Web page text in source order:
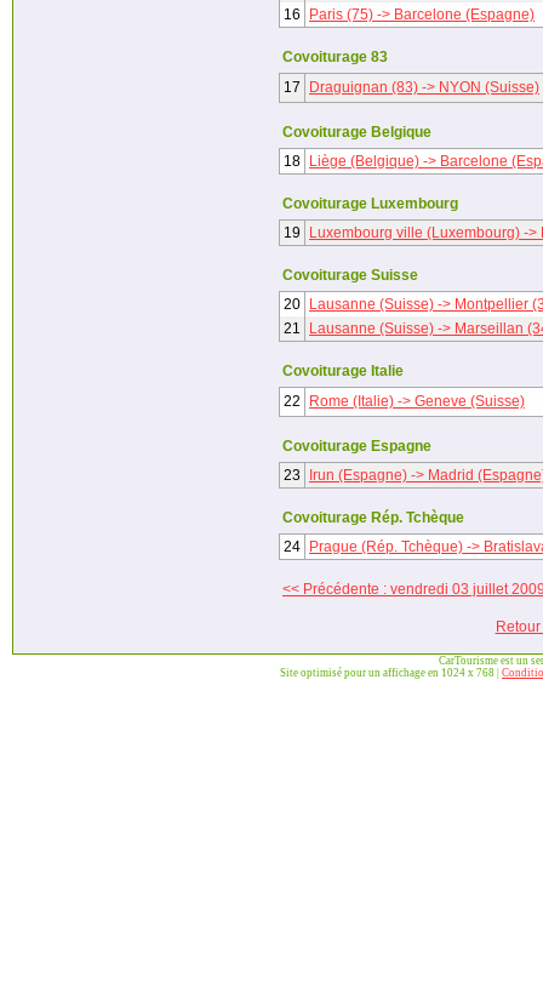
16
Paris (75) -> Barcelone (Espagne)
Covoiturage 83
17
Draguignan (83) -> NYON (Suisse)
Covoiturage Belgique
18
Liège (Belgique) -> Barcelone
Covoiturage Luxembourg
19
Luxembourg ville (Luxembourg) ->
Covoiturage Suisse
20
Lausanne (Suisse) -> Montpellier
21
Lausanne (Suisse) -> Marseillan
Covoiturage Italie
22
Rome (Italie) -> Geneve (Suisse)
Covoiturage Espagne
23
Irun (Espagne) -> Madrid
Covoiturage Rép. Tchèque
24
Prague (Rép. Tchèque) ->
<< Précédente : vendredi 03 juillet
CarTourisme est un
Site optimisé pour un affichage en 1024 x 768 |